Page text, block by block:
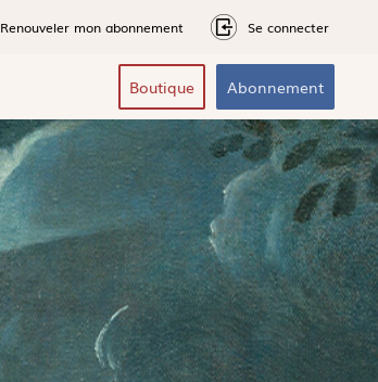
Renouveler mon abonnement Se connecter
Boutique Abonnement